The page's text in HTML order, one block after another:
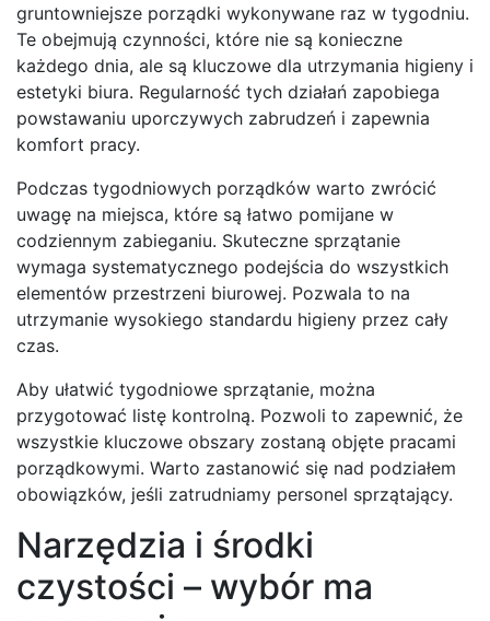
gruntowniejsze porządki wykonywane raz w tygodniu.
Te obejmują czynności, które nie są konieczne
każdego dnia, ale są kluczowe dla utrzymania higieny i
estetyki biura. Regularność tych działań zapobiega
powstawaniu uporczywych zabrudzeń i zapewnia
komfort pracy.
Podczas tygodniowych porządków warto zwrócić
uwagę na miejsca, które są łatwo pomijane w
codziennym zabieganiu. Skuteczne sprzątanie
wymaga systematycznego podejścia do wszystkich
elementów przestrzeni biurowej. Pozwala to na
utrzymanie wysokiego standardu higieny przez cały
czas.
Aby ułatwić tygodniowe sprzątanie, można
przygotować listę kontrolną. Pozwoli to zapewnić, że
wszystkie kluczowe obszary zostaną objęte pracami
porządkowymi. Warto zastanowić się nad podziałem
obowiązków, jeśli zatrudniamy personel sprzątający.
Narzędzia i środki
czystości – wybór ma